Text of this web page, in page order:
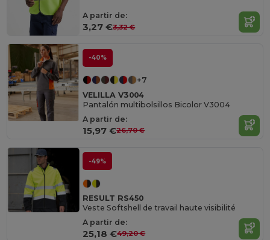
A partir de:
3,27 €3,32 €
-40%
+7
VELILLA V3004
Pantalón multibolsillos Bicolor V3004
A partir de:
15,97 €26,70 €
-49%
RESULT RS450
Veste Softshell de travail haute visibilité
A partir de:
25,18 €49,20 €